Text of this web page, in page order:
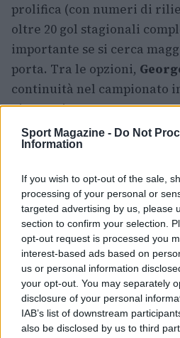
Sport Magazine - Do Not
Information
If you wish to opt-out of the sale,
processing of your personal or
targeted advertising by us, please
section to confirm your selection.
opt-out request is processed you
interest-based ads based on
us or personal information
your opt-out. You may separately
disclosure of your personal
IAB’s list of downstream
also be disclosed by us to third
prolifica (con numeri di
oltre 20 gol stagionali
importante se si cerca
porta. Tra le opzioni,
continuità nel campionato
giocatori comeRoss
Kieron Bowiee il giovane
rappresentano alternative
In definitiva, Clarke ha
delicate: costruire una
superare il girone (con
Brasilenelle giornate
significa trovare il giusto
esperienza, forma attuale
acciacchi. La chiamata dei